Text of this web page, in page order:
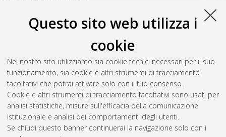
Questo sito web utilizza i
cookie
Nel nostro sito utilizziamo sia cookie tecnici necessari per il suo
funzionamento, sia cookie e altri strumenti di tracciamento
facoltativi che potrai attivare solo con il tuo consenso.
Cookie e altri strumenti di tracciamento facoltativi sono usati per
analisi statistiche, misure sull'efficacia della comunicazione
istituzionale e analisi dei comportamenti degli utenti.
Se chiudi questo banner continuerai la navigazione solo con i
Laurea magistrale
moderno tra qualificazione e riqualificazione.[Laurea
magistrale], Università di Bologna, Corso di Studio in
Architettura [LM-DM270] - Cesena
Questa lista e' stata generata ilThu Aug 6 18:39:41 2026
CEST